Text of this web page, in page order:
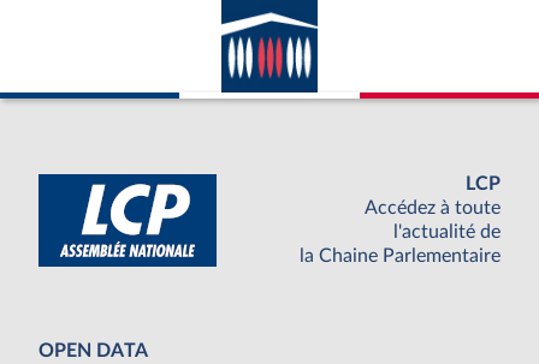
LCP
Accédez à toute
l'actualité de
la Chaine Parlementaire
OPEN DATA